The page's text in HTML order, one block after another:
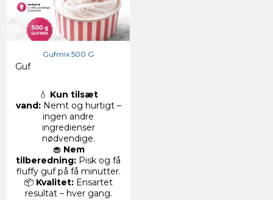
Gufmix 500 G
Guf
💧 Kun tilsæt
vand:Nemt og hurtigt –
ingen andre
ingredienser
nødvendige.
🧁 Nem
tilberedning: Pisk og få
fluffy guf på få minutter.
📦 Kvalitet:Ensartet
resultat – hver gang.